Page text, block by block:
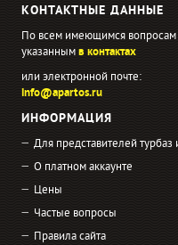
КОНТАКТНЫЕ ДАННЫЕ
По всем имеющимся
указаннымв контактах
или электронной почте:
info@apartos.ru
ИНФОРМАЦИЯ
Для представителей турбаз
О платном аккаунте
Цены
Частые вопросы
Правила сайта